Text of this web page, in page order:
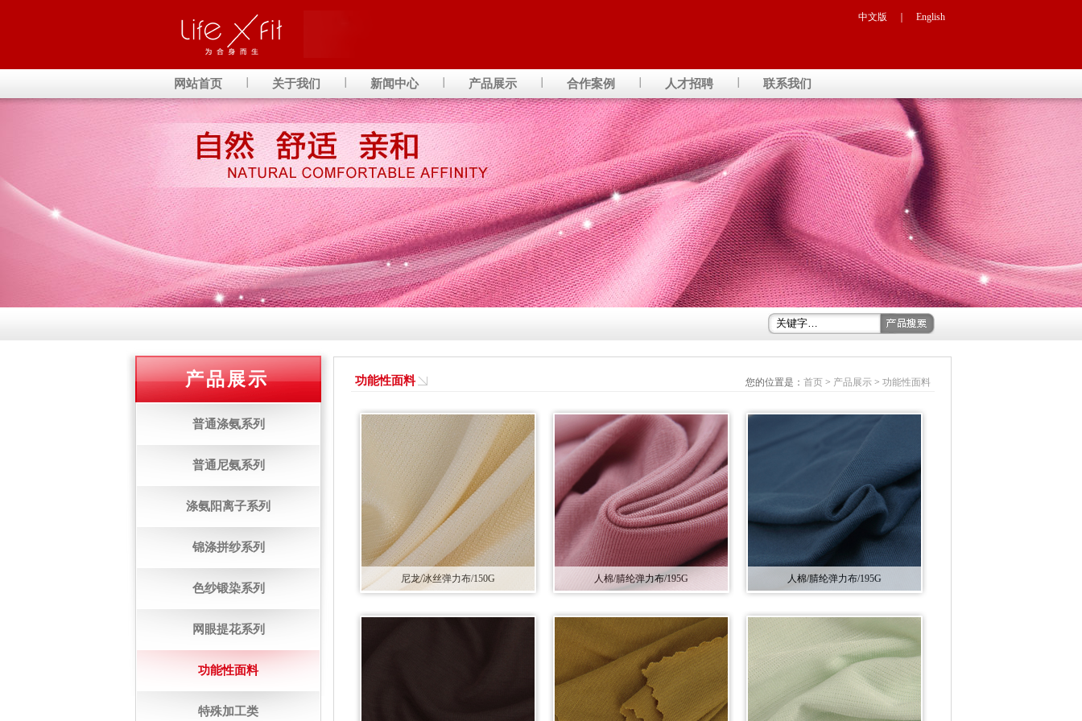
中文版 English
网站首页 关于我们 新闻中心 产品展示 合作案例 人才招聘 联系我们
产品展示
普通涤氨系列
普通尼氨系列
涤氨阳离子系列
锦涤拼纱系列
色纱锻染系列
网眼提花系列
功能性面料
特殊加工类
您的位置是： 首页> 产品展示> 功能性面料
功能性面料
尼龙/冰丝弹力布/150G 人棉/腈纶弹力布/195G 人棉/腈纶弹力布/195G